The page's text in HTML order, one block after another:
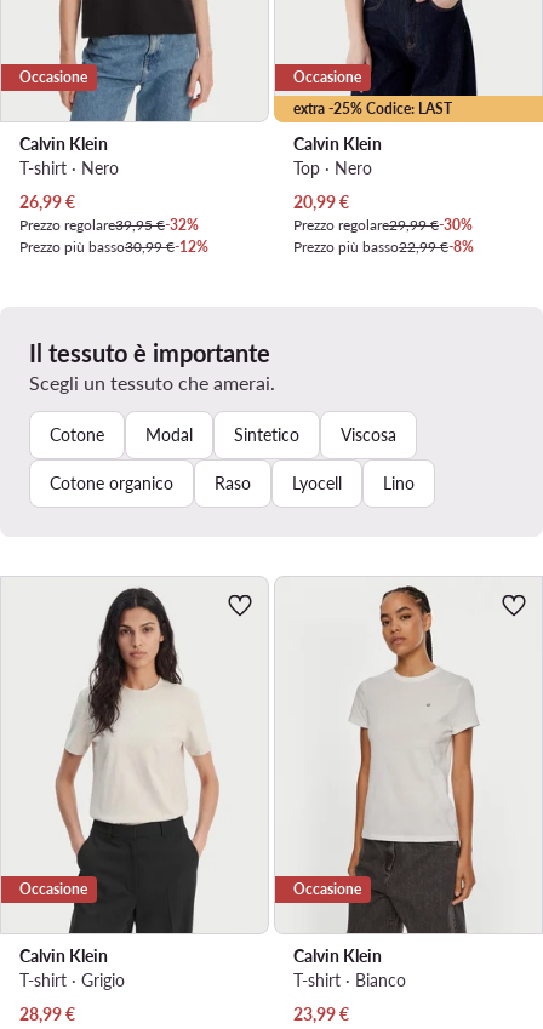
Occasione
Calvin Klein
T-shirt · Nero
Prezzo attuale
26,99€
Prezzo regolare39,95 €-32%
Prezzo più basso30,99 €-12%
extra -25% Codice: LAST
Occasione
Calvin Klein
Top · Nero
Prezzo attuale
20,99€
Prezzo regolare29,99 €-30%
Prezzo più basso22,99 €-8%
Il tessuto è importante
Scegli un tessuto che amerai.
Cotone Modal Sintetico Viscosa
Cotone organico Raso Lyocell Lino
Occasione
Calvin Klein
T-shirt · Grigio
Prezzo attuale
28,99€
Occasione
Calvin Klein
T-shirt · Bianco
Prezzo attuale
23,99€